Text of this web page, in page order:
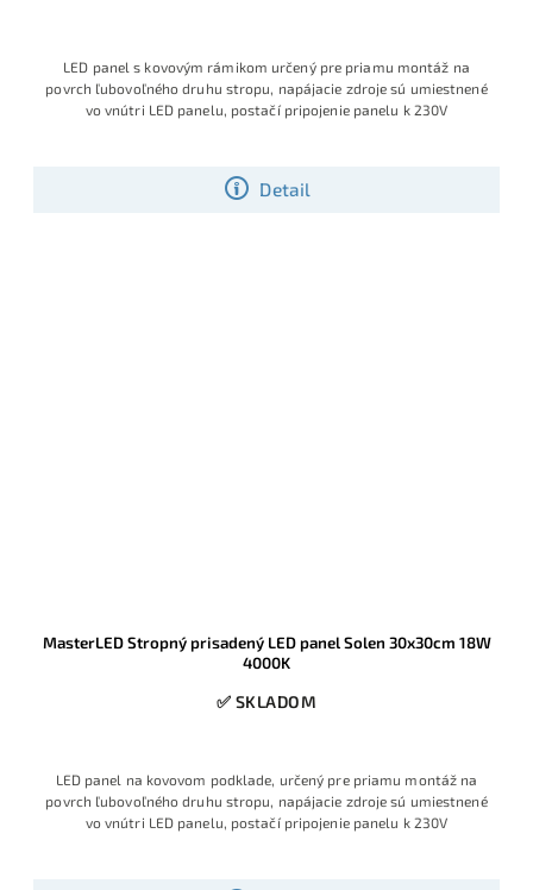
Detail
LED panel s kovovým rámikom určený pre priamu montáž na
povrch ľubovoľného druhu stropu, napájacie zdroje sú umiestnené
vo vnútri LED panelu, postačí pripojenie panelu k 230V
MasterLED Stropný prisadený LED panel Solen 30x30cm 18W
4000K
✅ SKLADOM
LED panel na kovovom podklade, určený pre priamu montáž na
povrch ľubovoľného druhu stropu, napájacie zdroje sú umiestnené
vo vnútri LED panelu, postačí pripojenie panelu k 230V